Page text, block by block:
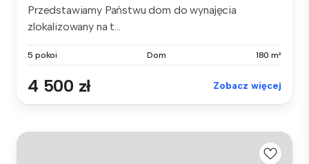
Przedstawiamy Państwu dom do wynajęcia
zlokalizowany na t...
5 pokoi Dom 180 m²
4 500 zł Zobacz więcej